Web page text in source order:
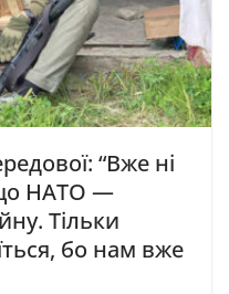
“Вже ні
НAТO —
Тільки
бо нам вже